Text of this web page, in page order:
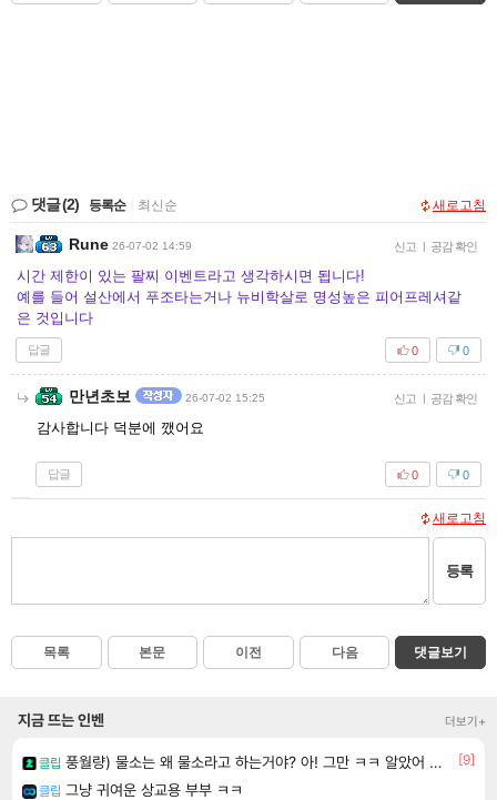
댓글(2) 등록순 최신순 새로고침
Rune 26-07-02 14:59 신고 | 공감 확인
시간 제한이 있는 팔찌 이벤트라고 생각하시면 됩니다!
예를 들어 설산에서 푸조타는거나 뉴비학살로 명성높은 피어프레셔같
은 것입니다
답글 0
0
만년초보 26-07-02 15:25 신고 | 공감 확인
감사합니다 덕분에 깼어요
답글 0
0
새로고침
등록
목록 본문 이전 다음 댓글보기
지금 뜨는 인벤 더보기+
클립 풍월량) 물소는 왜 물소라고 하는거야? 아! 그만 ㅋㅋ 알았어 ㅋㅋ
[9]
클립 그냥 귀여운 상교용 부부 ㅋㅋ